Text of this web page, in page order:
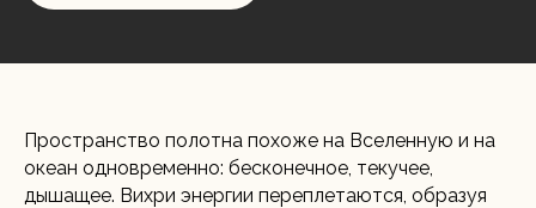
Пространство полотна похоже на Вселенную и на
океан одновременно: бесконечное, текучее,
дышащее. Вихри энергии переплетаются, образуя